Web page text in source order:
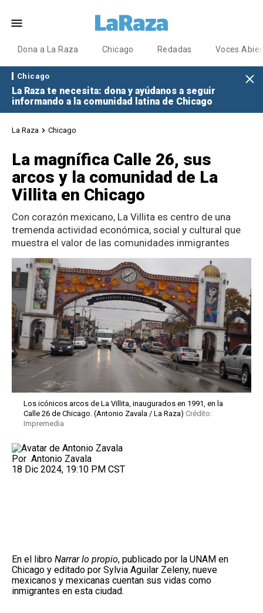
Dona a La Raza Chicago Redadas Voces
Chicago
La Raza te necesita: dona y ayúdanos a seguir
informando a la comunidad latina de Chicago
La Raza Chicago
La magnífica Calle 26, sus
arcos y la comunidad de La
Villita en Chicago
Con corazón mexicano, La Villita es centro de una
tremenda actividad económica, social y cultural que
muestra el valor de las comunidades inmigrantes
Los icónicos arcos de La Villita, inaugurados en 1991, en la
Calle 26 de Chicago. (Antonio Zavala / La Raza) Crédito:
Impremedia
Por Antonio Zavala
18 Dic 2024, 19:10 PM CST
En el libro Narrar lo propio, publicado por la UNAM en
Chicago y editado por Sylvia Aguilar Zeleny, nueve
mexicanos y mexicanas cuentan sus vidas como
inmigrantes en esta ciudad.